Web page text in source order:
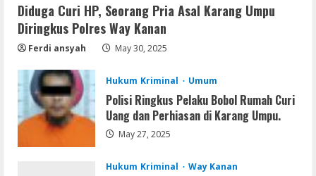
Umum
Dugaan Tambang dan Stockpile Ilegal di
Desa Lengot OKU Timur; BPAN Way
Kanan Desak APH Tindak Tegas Sesuai
UU Minerba
Resettools
CuteFTP Professional Free[Activated]
Universal (x86x64)
August 10, 2026
Diduga Curi HP, Seorang Pria Asal Karang Umpu
Diringkus Polres Way Kanan
Ferdi ansyah May 30, 2025
Hukum Kriminal Umum
Polisi Ringkus Pelaku Bobol Rumah Curi
Uang dan Perhiasan di Karang Umpu.
May 27, 2025
Hukum Kriminal Way Kanan